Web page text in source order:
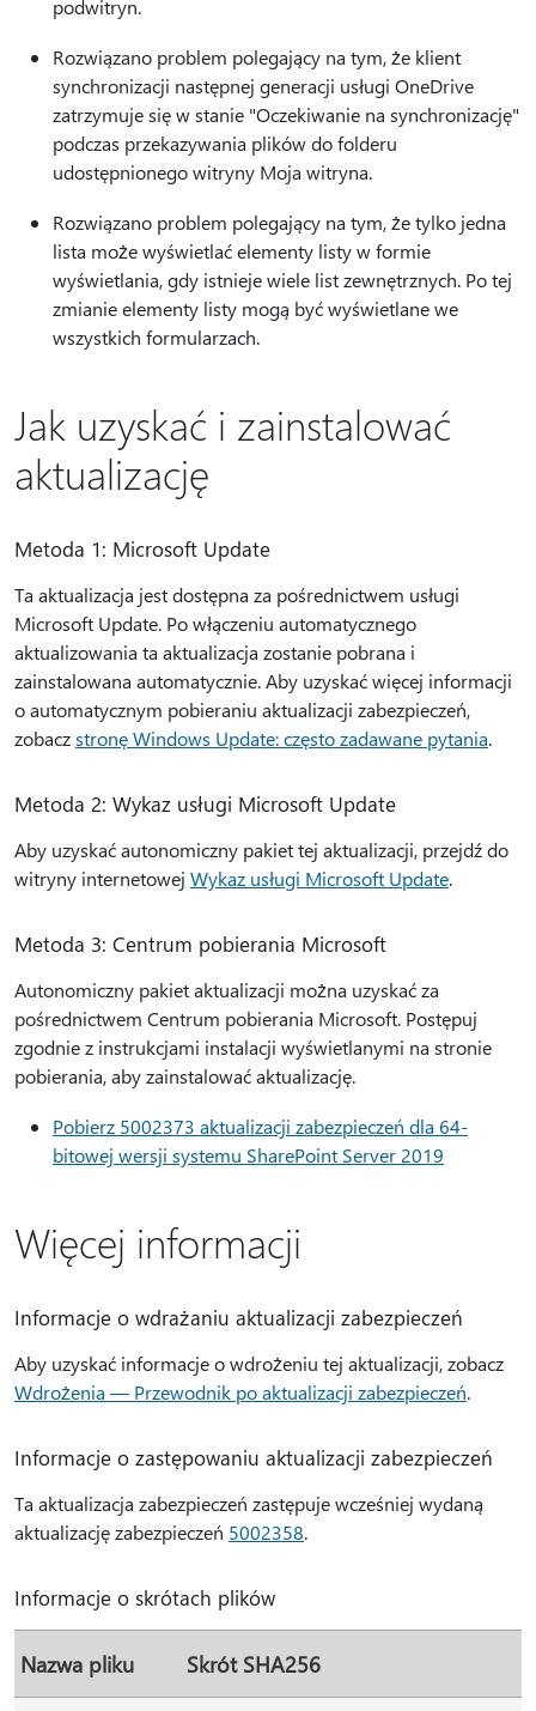
podwitryn.
Rozwiązano problem polegający na tym, że klient
synchronizacji następnej generacji usługi OneDrive
zatrzymuje się w stanie "Oczekiwanie na synchronizację"
podczas przekazywania plików do folderu
udostępnionego witryny Moja witryna.
Rozwiązano problem polegający na tym, że tylko jedna
lista może wyświetlać elementy listy w formie
wyświetlania, gdy istnieje wiele list zewnętrznych. Po tej
zmianie elementy listy mogą być wyświetlane we
wszystkich formularzach.
Jak uzyskać i zainstalować
aktualizację
Metoda 1: Microsoft Update
Ta aktualizacja jest dostępna za pośrednictwem usługi
Microsoft Update. Po włączeniu automatycznego
aktualizowania ta aktualizacja zostanie pobrana i
zainstalowana automatycznie. Aby uzyskać więcej informacji
o automatycznym pobieraniu aktualizacji zabezpieczeń,
zobaczstronę Windows Update: często zadawane pytania.
Metoda 2: Wykaz usługi Microsoft Update
Aby uzyskać autonomiczny pakiet tej aktualizacji, przejdź do
witryny internetowej Wykaz usługi Microsoft Update.
Metoda 3: Centrum pobierania Microsoft
Autonomiczny pakiet aktualizacji można uzyskać za
pośrednictwem Centrum pobierania Microsoft. Postępuj
zgodnie z instrukcjami instalacji wyświetlanymi na stronie
pobierania, aby zainstalować aktualizację.
Pobierz 5002373 aktualizacji zabezpieczeń dla 64-
bitowej wersji systemu SharePoint Server 2019
Więcej informacji
Informacje o wdrażaniu aktualizacji zabezpieczeń
Aby uzyskać informacje o wdrożeniu tej aktualizacji, zobacz
Wdrożenia — Przewodnik po aktualizacji zabezpieczeń.
Informacje o zastępowaniu aktualizacji zabezpieczeń
Ta aktualizacja zabezpieczeń zastępuje wcześniej wydaną
aktualizację zabezpieczeń 5002358.
Informacje o skrótach plików
Nazwa pliku Skrót SHA256